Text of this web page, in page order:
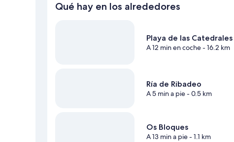
Qué hay en los alrededores
Playa de las Catedrales
A 12 min en coche- 16.2 km
Ría de Ribadeo
A 5 min a pie- 0.5 km
Os Bloques
A 13 min a pie- 1.1 km